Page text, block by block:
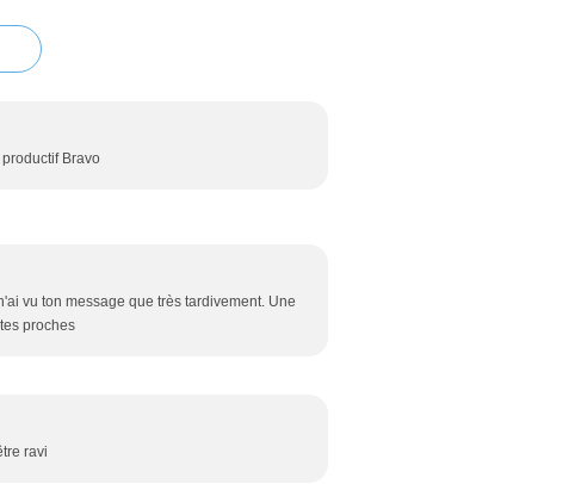
Bravo
vu ton message que très tardivement. Une
proches
ravi